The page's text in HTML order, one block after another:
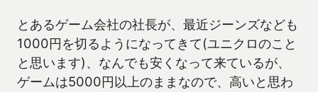
とあるゲーム会社の社長が、最近ジーンズなども
1000円を切るようになってきて(ユニクロのこと
と思います)、なんでも安くなって来ているが、
ゲームは5000円以上のままなので、高いと思わ